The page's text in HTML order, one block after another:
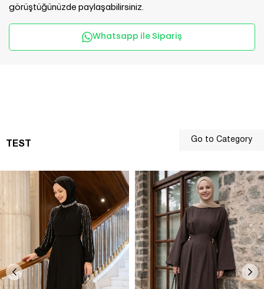
görüştüğünüzde paylaşabilirsiniz.
Whatsapp ile Sipariş
TEST
Go to Category